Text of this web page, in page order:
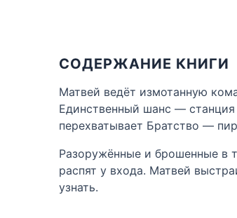
СОДЕРЖАНИЕ КНИГИ
Матвей ведёт измотанную
Единственный шанс — станция
перехватывает Братство —
Разоружённые и брошенные в
распят у входа. Матвей
узнать.